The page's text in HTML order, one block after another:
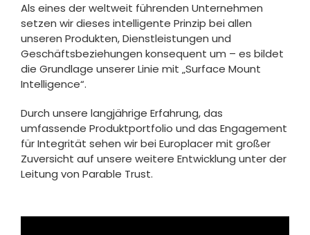
Als eines der weltweit führenden Unternehmen
setzen wir dieses intelligente Prinzip bei allen
unseren Produkten, Dienstleistungen und
Geschäftsbeziehungen konsequent um – es bildet
die Grundlage unserer Linie mit „Surface Mount
Intelligence“.
Durch unsere langjährige Erfahrung, das
umfassende Produktportfolio und das Engagement
für Integrität sehen wir bei Europlacer mit großer
Zuversicht auf unsere weitere Entwicklung unter der
Leitung von Parable Trust.